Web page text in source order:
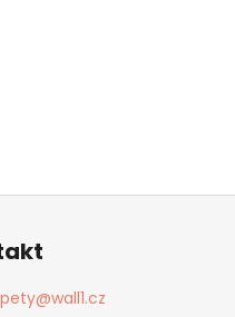
@wall1.cz